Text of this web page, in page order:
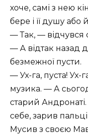
хоче, самі з нею
бере і її душу або
— Так, — відчувся
— А відтак назад
безмежної пусти.
— Ух-га, пуста!
музика. — А
старий Андронаті.
себе, зарив
Мусив з своєю